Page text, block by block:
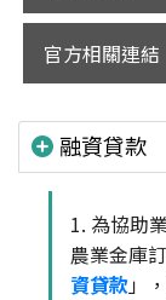
官方相關連結
融資貸款
1. 為協助
農業金庫
資貸款」